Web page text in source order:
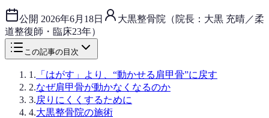
公開 2026年6月18日
大黒整骨院（院長：大黒 充晴／柔
道整復師・臨床23年）
この記事の目次
1 . 「はがす」より、“動かせる肩甲骨”に戻す
2.なぜ肩甲骨が動かなくなるのか
3.戻りにくくするために
4.大黒整骨院の施術